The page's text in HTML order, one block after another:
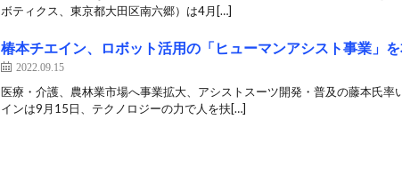
ボティクス、東京都大田区南六郷）は4月[…]
椿本チエイン、ロボット活用の「ヒューマンアシスト事業」
2022.09.15
医療・介護、農林業市場へ事業拡大、アシストスーツ開発・普及の藤本氏率
インは9月15日、テクノロジーの力で人を扶[…]